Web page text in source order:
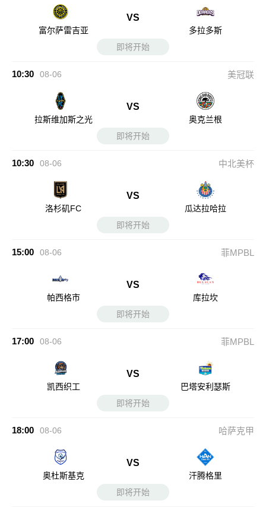
富尔萨雷吉亚
VS
多拉多斯
即将开始
10:30 08-06 美冠联
拉斯维加斯之光
VS
奥克兰根
即将开始
10:30 08-06 中北美杯
洛杉矶FC
VS
瓜达拉哈拉
即将开始
15:00 08-06 菲MPBL
帕西格市
VS
库拉坎
即将开始
17:00 08-06 菲MPBL
凯西织工
VS
巴塔安利瑟斯
即将开始
18:00 08-06 哈萨克甲
奥杜斯基克
VS
汗腾格里
即将开始